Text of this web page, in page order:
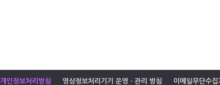
개인정보처리방침 영상정보처리기기 운영ㆍ관리 방침 이메일무단수집